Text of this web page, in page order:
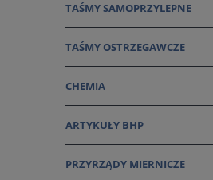
TAŚMY SAMOPRZYLEPNE
TAŚMY OSTRZEGAWCZE
CHEMIA
ARTYKUŁY BHP
PRZYRZĄDY MIERNICZE